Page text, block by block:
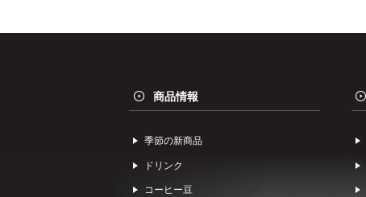
商品情報
季節の新商品
ドリンク
コーヒー⾖